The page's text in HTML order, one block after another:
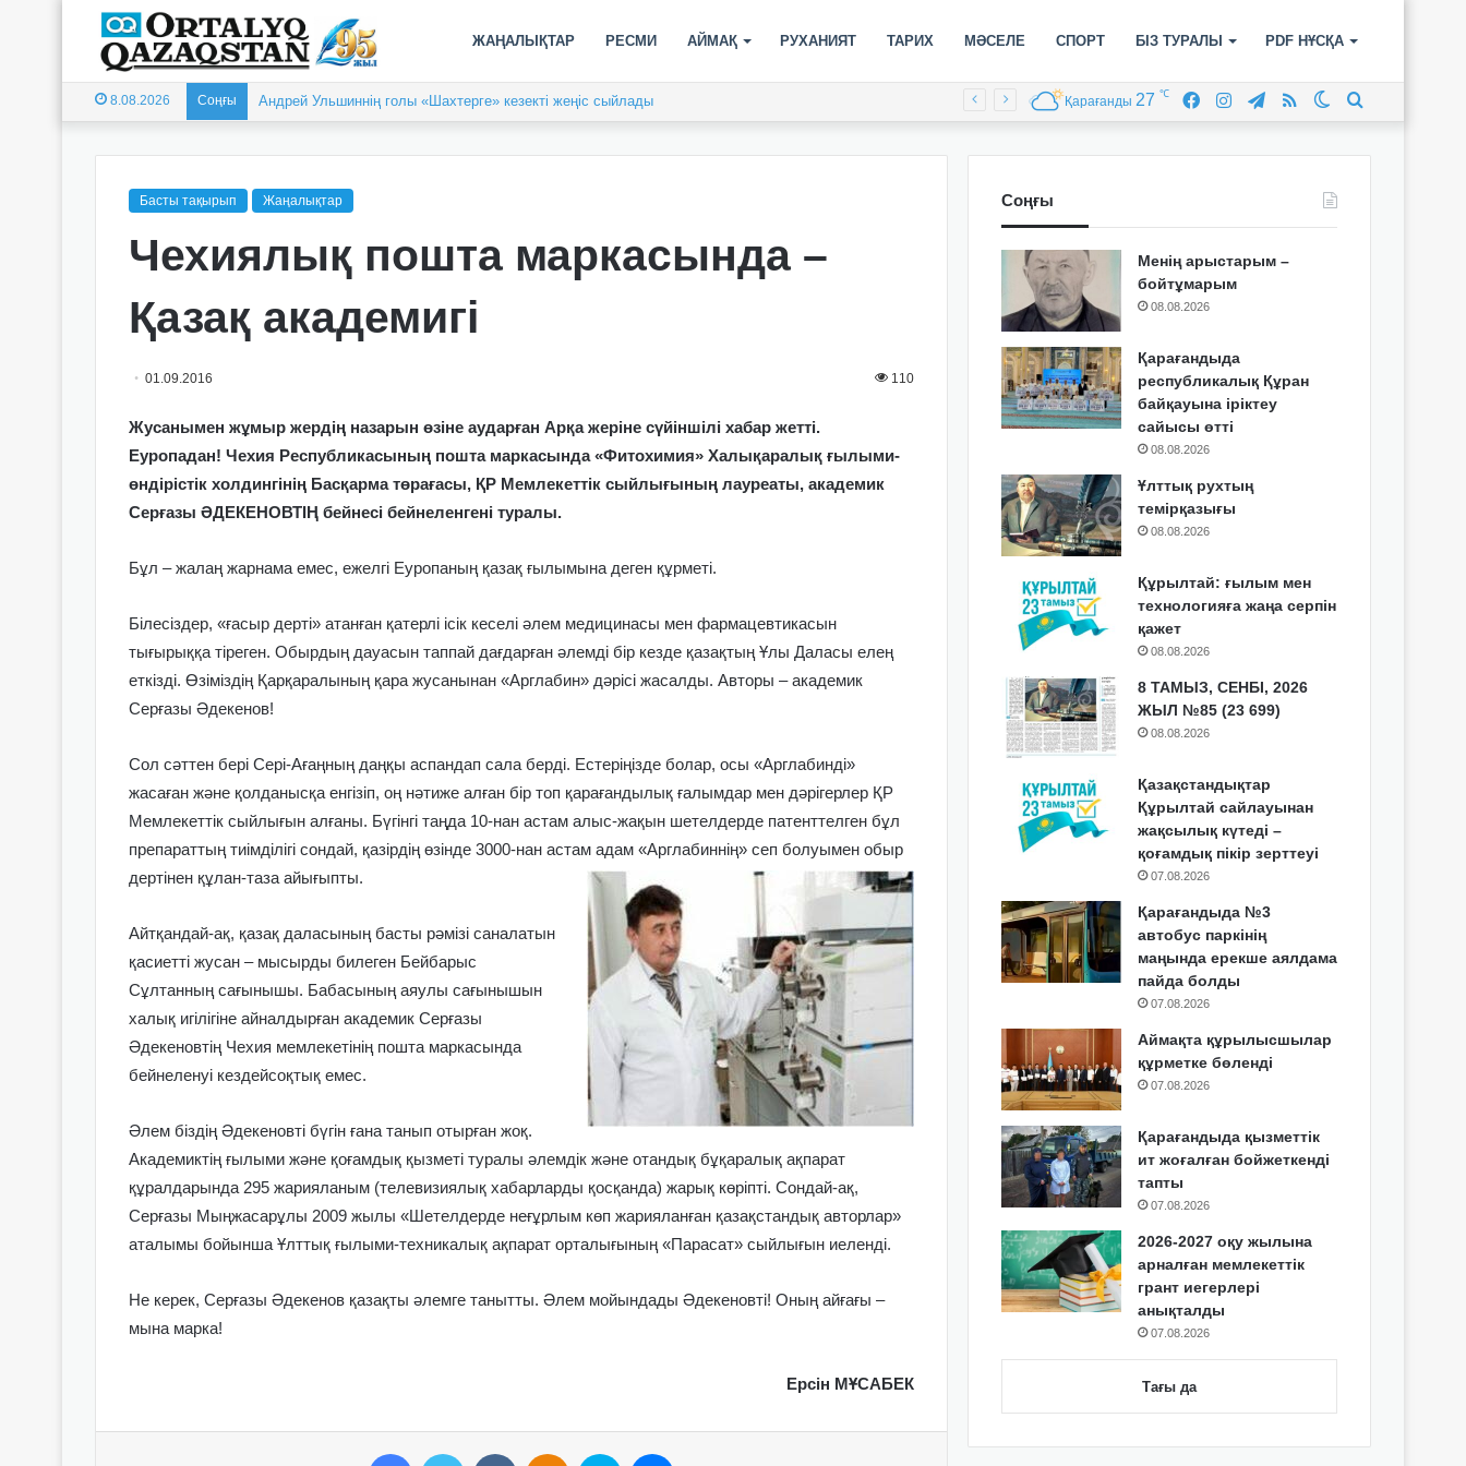
ЖАҢАЛЫҚТАР РЕСМИ АЙМАҚ РУХАНИЯТ ТАРИХ МӘСЕЛЕ СПОРТ БІЗ ТУРАЛЫ PDF НҰСҚА
8.08.2026 Соңғы Андрей Ульшиннің голы «Шахтерге» кезекті жеңіс сыйлады Switch
RSS
Telegram
Instagram
Facebook
Қарағанды 27 ℃
Басты тақырып Жаңалықтар
Чехиялық пошта маркасында –
Қазақ академигі
01.09.2016 110
Жусанымен жұмыр жердің назарын өзіне аударған Арқа жеріне сүйіншілі хабар жетті.
Еуропадан! Чехия Республикасының пошта маркасында «Фитохимия» Халықаралық ғылыми-
өндірістік холдингінің Басқарма төрағасы, ҚР Мемлекеттік сыйлығының лауреаты, академик
Серғазы ӘДЕКЕНОВТІҢ бейнесі бейнеленгені туралы.
Бұл – жалаң жарнама емес, ежелгі Еуропаның қазақ ғылымына деген құрметі.
Білесіздер, «ғасыр дерті» атанған қатерлі ісік кеселі әлем медицинасы мен фармацевтикасын
тығырыққа тіреген. Обырдың дауасын таппай дағдарған әлемді бір кезде қазақтың Ұлы Даласы елең
еткізді. Өзіміздің Қарқаралының қара жусанынан «Арглабин» дәрісі жасалды. Авторы – академик
Серғазы Әдекенов!
Сол сәттен бері Сері-Ағаңның даңқы аспандап сала берді. Естеріңізде болар, осы «Арглабинді»
жасаған және қолданысқа енгізіп, оң нәтиже алған бір топ қарағандылық ғалымдар мен дәрігерлер ҚР
Мемлекеттік сыйлығын алғаны. Бүгінгі таңда 10-нан астам алыс-жақын шетелдерде патенттелген бұл
препараттың тиімділігі сондай, қазірдің өзінде 3000-нан астам адам «Арглабиннің» сеп болуымен обыр
дертінен құлан-таза айығыпты.
Айтқандай-ақ, қазақ даласының басты рәмізі саналатын
қасиетті жусан – мысырды билеген Бейбарыс
Сұлтанның сағынышы. Бабасының аяулы сағынышын
халық игілігіне айналдырған академик Серғазы
Әдекеновтің Чехия мемлекетінің пошта маркасында
бейнеленуі кездейсоқтық емес.
Әлем біздің Әдекеновті бүгін ғана танып отырған жоқ.
Академиктің ғылыми және қоғамдық қызметі туралы әлемдік және отандық бұқаралық ақпарат
құралдарында 295 жарияланым (телевизиялық хабарларды қосқанда) жарық көріпті. Сондай-ақ,
Серғазы Мыңжасарұлы 2009 жылы «Шетелдерде неғұрлым көп жарияланған қазақстандық авторлар»
аталымы бойынша Ұлттық ғылыми-техникалық ақпарат орталығының «Парасат» сыйлығын иеленді.
Не керек, Серғазы Әдекенов қазақты әлемге танытты. Әлем мойындады Әдекеновті! Оның айғағы –
мына марка!
Ерсін МҰСАБЕК
Соңғы
Менің арыстарым –
бойтұмарым
08.08.2026
Қарағандыда
республикалық Құран
байқауына іріктеу
сайысы өтті
08.08.2026
Ұлттық рухтың
темірқазығы
08.08.2026
Құрылтай: ғылым мен
технологияға жаңа серпін
қажет
08.08.2026
8 ТАМЫЗ, СЕНБІ, 2026
ЖЫЛ №85 (23 699)
08.08.2026
Қазақстандықтар
Құрылтай сайлауынан
жақсылық күтеді –
қоғамдық пікір зерттеуі
07.08.2026
Қарағандыда №3
автобус паркінің
маңында ерекше аялдама
пайда болды
07.08.2026
Аймақта құрылысшылар
құрметке бөленді
07.08.2026
Қарағандыда қызметтік
ит жоғалған бойжеткенді
тапты
07.08.2026
2026-2027 оқу жылына
арналған мемлекеттік
грант иегерлері
анықталды
07.08.2026
Тағы да